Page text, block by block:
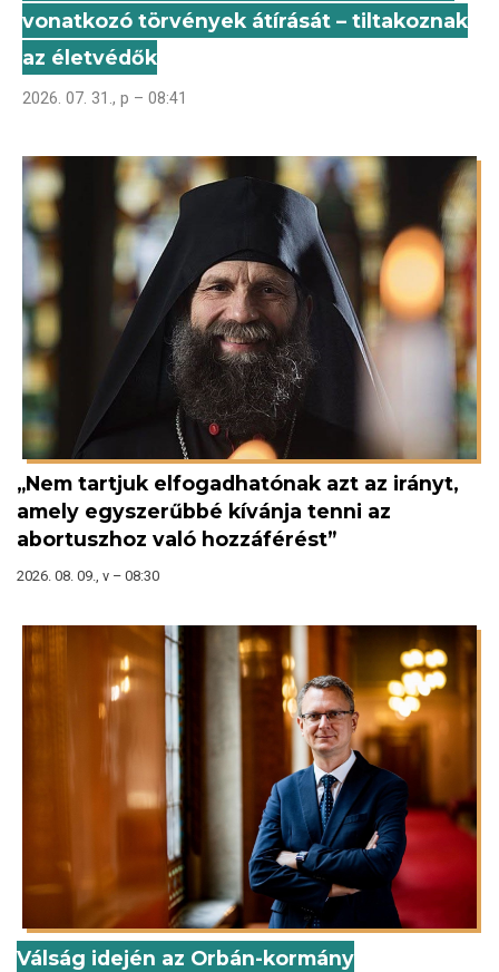
vonatkozó törvények átírását – tiltakoznak
az életvédők
2026. 07. 31., p – 08:41
„Nem tartjuk elfogadhatónak azt az irányt,
amely egyszerűbbé kívánja tenni az
abortuszhoz való hozzáférést”
2026. 08. 09., v – 08:30
Válság idején az Orbán-kormány